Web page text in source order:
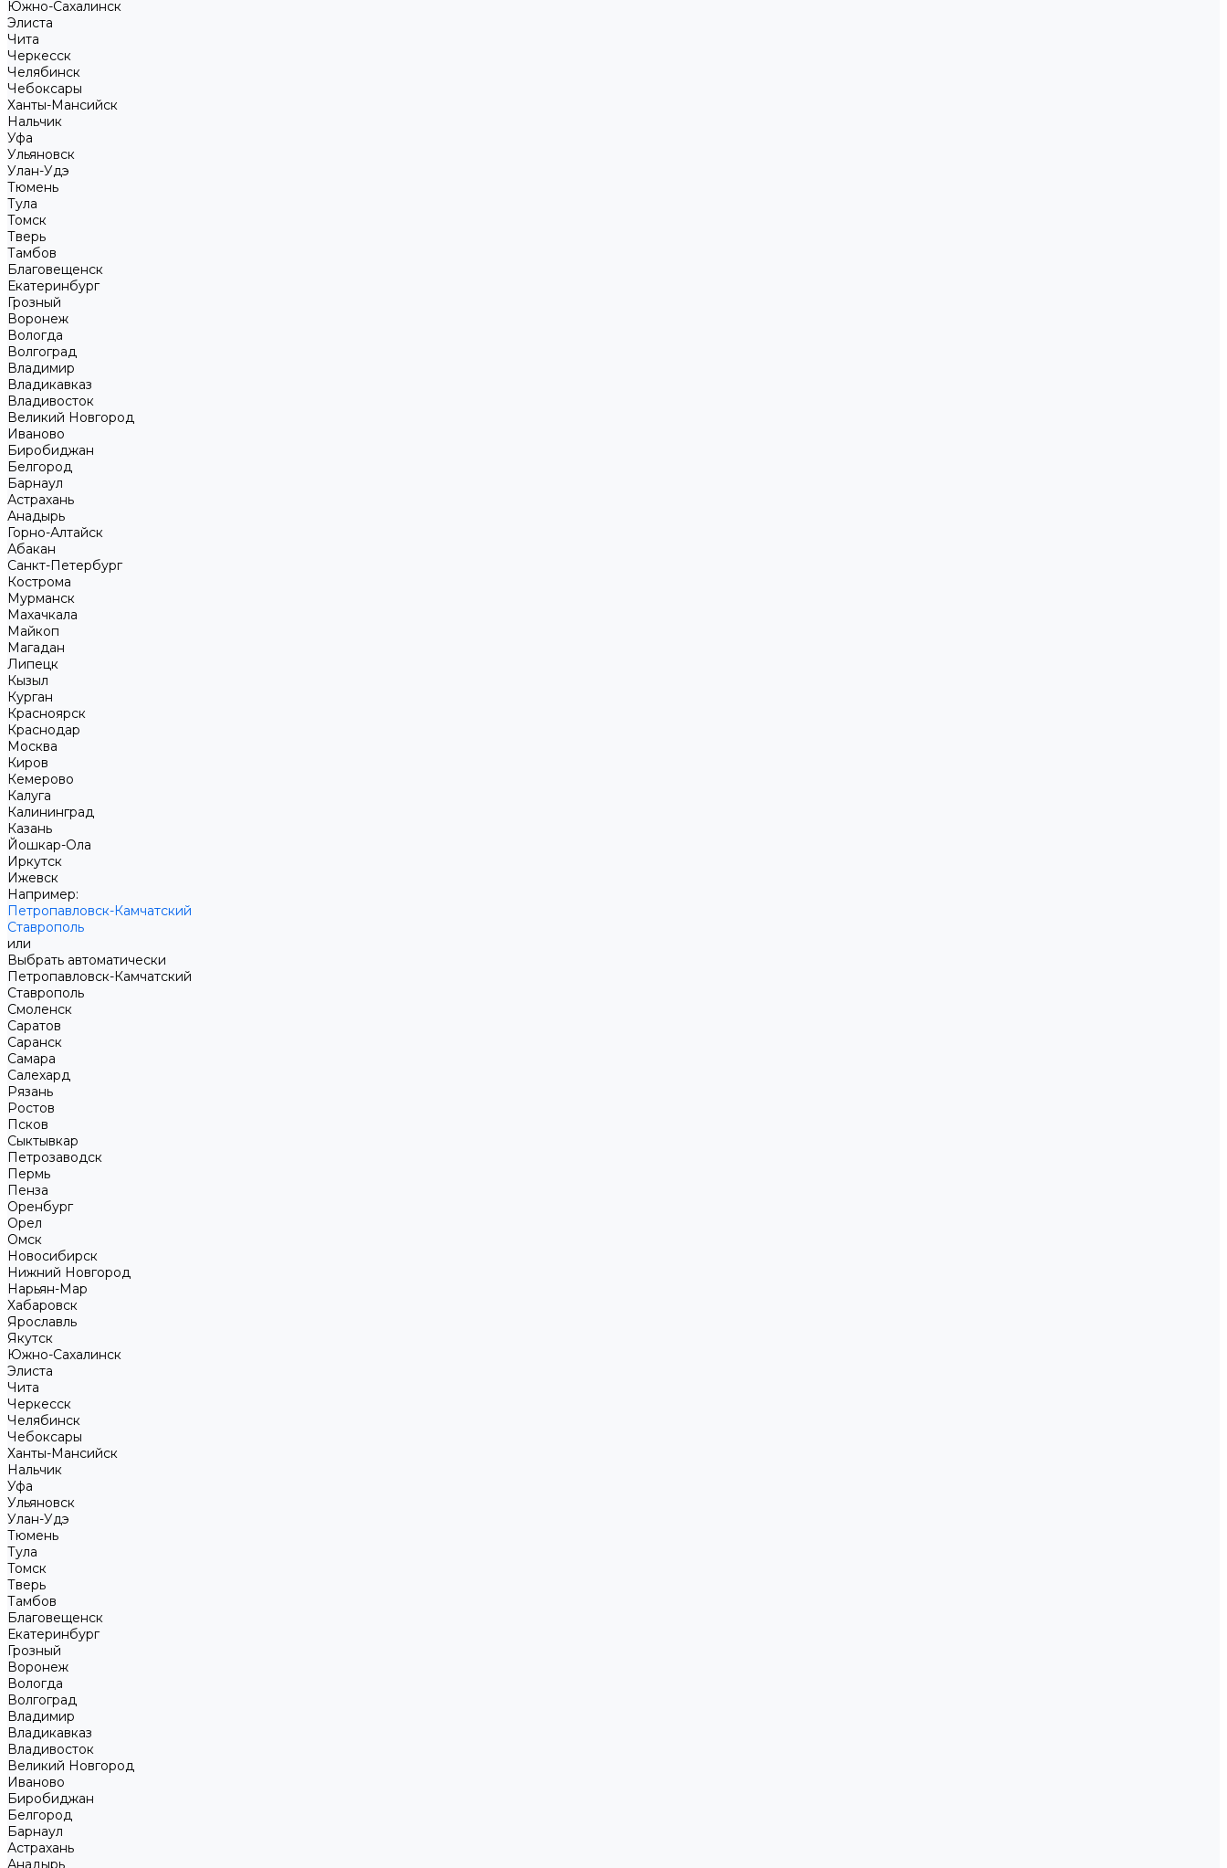
Южно-Сахалинск
Элиста
Чита
Черкесск
Челябинск
Чебоксары
Ханты-Мансийск
Нальчик
Уфа
Ульяновск
Улан-Удэ
Тюмень
Тула
Томск
Тверь
Тамбов
Благовещенск
Екатеринбург
Грозный
Воронеж
Вологда
Волгоград
Владимир
Владикавказ
Владивосток
Великий Новгород
Иваново
Биробиджан
Белгород
Барнаул
Астрахань
Анадырь
Горно-Алтайск
Абакан
Санкт-Петербург
Кострома
Мурманск
Махачкала
Майкоп
Магадан
Липецк
Кызыл
Курган
Красноярск
Краснодар
Москва
Киров
Кемерово
Калуга
Калининград
Казань
Йошкар-Ола
Иркутск
Ижевск
Например:
Петропавловск-Камчатский
Ставрополь
или
Выбрать автоматически
Петропавловск-Камчатский
Ставрополь
Смоленск
Саратов
Саранск
Самара
Салехард
Рязань
Ростов
Псков
Сыктывкар
Петрозаводск
Пермь
Пенза
Оренбург
Орел
Омск
Новосибирск
Нижний Новгород
Нарьян-Мар
Хабаровск
Ярославль
Якутск
Южно-Сахалинск
Элиста
Чита
Черкесск
Челябинск
Чебоксары
Ханты-Мансийск
Нальчик
Уфа
Ульяновск
Улан-Удэ
Тюмень
Тула
Томск
Тверь
Тамбов
Благовещенск
Екатеринбург
Грозный
Воронеж
Вологда
Волгоград
Владимир
Владикавказ
Владивосток
Великий Новгород
Иваново
Биробиджан
Белгород
Барнаул
Астрахань
Анадырь